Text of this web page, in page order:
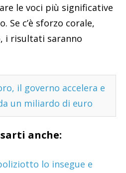
le voci più significative
c’è sforzo corale,
i risultati saranno
il governo accelera e
un miliardo di euro
anche:
lo insegue e